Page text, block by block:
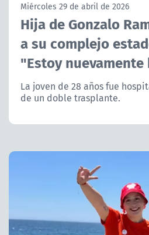
ACTUALIDAD Y TENDENCIAS
CORPORATIVO Y
CANAL DE DENUNCIAS
ÁREA DE PROYECTOS
Miércoles 29 de abril de 2026
Hija de Gonzalo
a su complejo
"Estoy
La joven de 28 años fue
de un doble trasplante.